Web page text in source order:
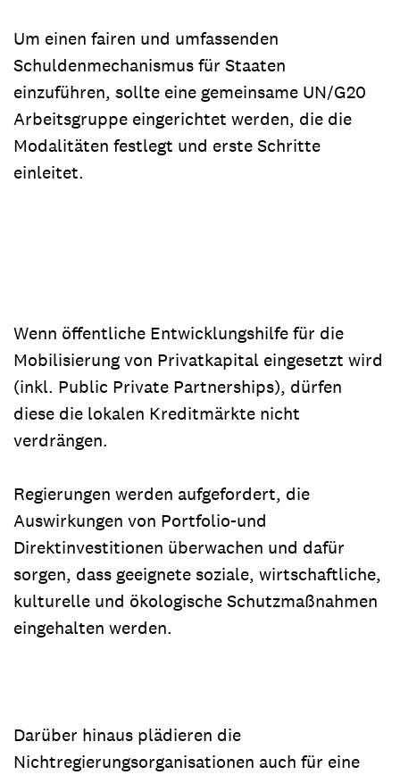
Um einen fairen und umfassenden
Schuldenmechanismus für Staaten
einzuführen, sollte eine gemeinsame UN/G20
Arbeitsgruppe eingerichtet werden, die die
Modalitäten festlegt und erste Schritte
einleitet.
Wenn öffentliche Entwicklungshilfe für die
Mobilisierung von Privatkapital eingesetzt wird
(inkl. Public Private Partnerships), dürfen
diese die lokalen Kreditmärkte nicht
verdrängen.
Regierungen werden aufgefordert, die
Auswirkungen von Portfolio-und
Direktinvestitionen überwachen und dafür
sorgen, dass geeignete soziale, wirtschaftliche,
kulturelle und ökologische Schutzmaßnahmen
eingehalten werden.
Darüber hinaus plädieren die
Nichtregierungsorganisationen auch für eine